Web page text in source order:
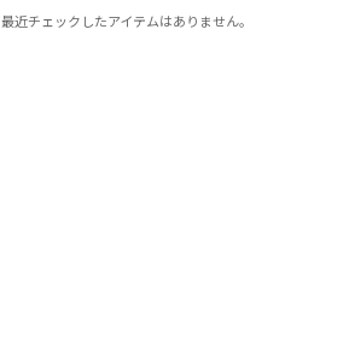
最近チェックしたアイテムはありません。